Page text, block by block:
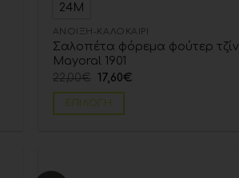
24Μ
ΆΝΟΙΞΗ-ΚΑΛΟΚΑΊΡΙ
Σαλοπέτα φόρεμα φούτερ τζίν
Mayoral 1901
22,00€ 17,60€
ΕΠΙΛΟΓΉ